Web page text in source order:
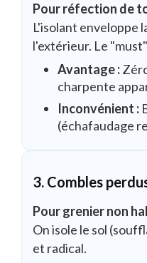
Pour réfection de
L'isolant enveloppe
l'extérieur. Le
Avantage :
charpente
Inconvénient :
(échafaudage
3. Combles
Pour grenier non
On isole le sol
et radical.